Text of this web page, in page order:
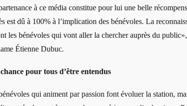
à ce média constitue pour lui une belle
est dû à 100% à l’implication des bénévoles. La
les bénévoles qui vont aller la chercher auprès du public»,
Étienne Dubuc.
pour tous d’être entendus
qui animent par passion font évoluer la station,